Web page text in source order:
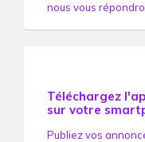
nous vous
Téléchargez
sur votre
Publiez vos